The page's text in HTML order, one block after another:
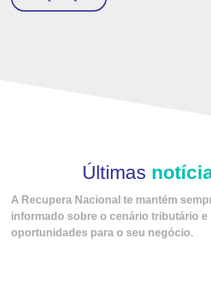
Últimas
A Recupera Nacional te mantém
informado sobre o cenário tributário e
oportunidades para o seu negócio.